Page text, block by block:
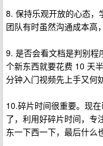
8. 保持乐观开放的心态，
团队有时虽然沟通成本高
9. 是否会看文档是判别程
个新东西就要花费 10 天
分钟入门视频先上手又何
10.碎片时间很重要。现
了，利用好碎片时间，专
东一下西一下，最后什么